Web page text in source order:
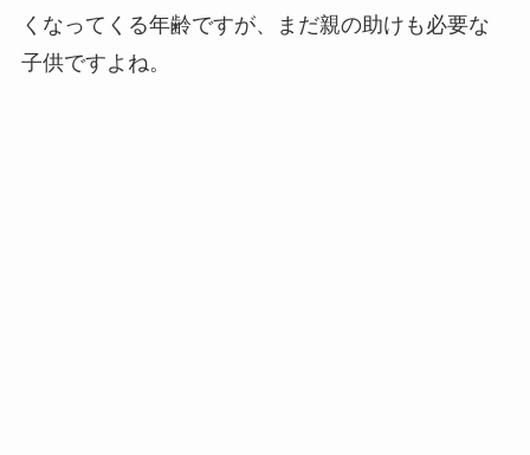
くなってくる年齢ですが、まだ親の助けも必要な
子供ですよね。